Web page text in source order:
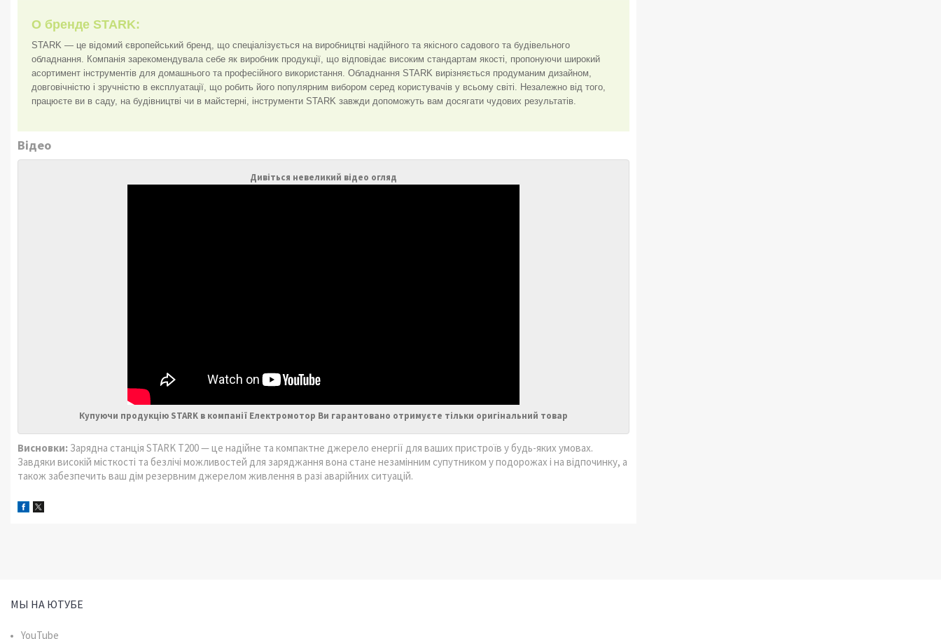
О бренде STARK:
STARK — це відомий європейський бренд, що спеціалізується на виробництві надійного та якісного садового та будівельного
обладнання. Компанія зарекомендувала себе як виробник продукції, що відповідає високим стандартам якості, пропонуючи широкий
асортимент інструментів для домашнього та професійного використання. Обладнання STARK вирізняється продуманим дизайном,
довговічністю і зручністю в експлуатації, що робить його популярним вибором серед користувачів у всьому світі. Незалежно від того,
працюєте ви в саду, на будівництві чи в майстерні, інструменти STARK завжди допоможуть вам досягати чудових результатів.
Відео
Дивіться невеликий відео огляд
Купуючи продукцію STARK в компанії Електромотор Ви гарантовано отримуєте тільки оригінальний товар
Висновки: Зарядна станція STARK T200 — це надійне та компактне джерело енергії для ваших пристроїв у будь-яких умовах.
Завдяки високій місткості та безлічі можливостей для заряджання вона стане незамінним супутником у подорожах і на відпочинку, а
також забезпечить ваш дім резервним джерелом живлення в разі аварійних ситуацій.
МЫ НА ЮТУБЕ
YouTube